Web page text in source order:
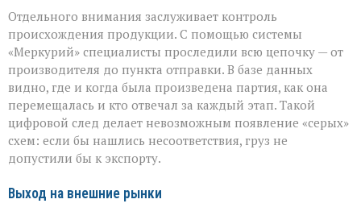
Отдельного внимания заслуживает контроль
происхождения продукции. С помощью системы
«Меркурий» специалисты проследили всю цепочку — от
производителя до пункта отправки. В базе данных
видно, где и когда была произведена партия, как она
перемещалась и кто отвечал за каждый этап. Такой
цифровой след делает невозможным появление «серых»
схем: если бы нашлись несоответствия, груз не
допустили бы к экспорту.
Выход на внешние рынки